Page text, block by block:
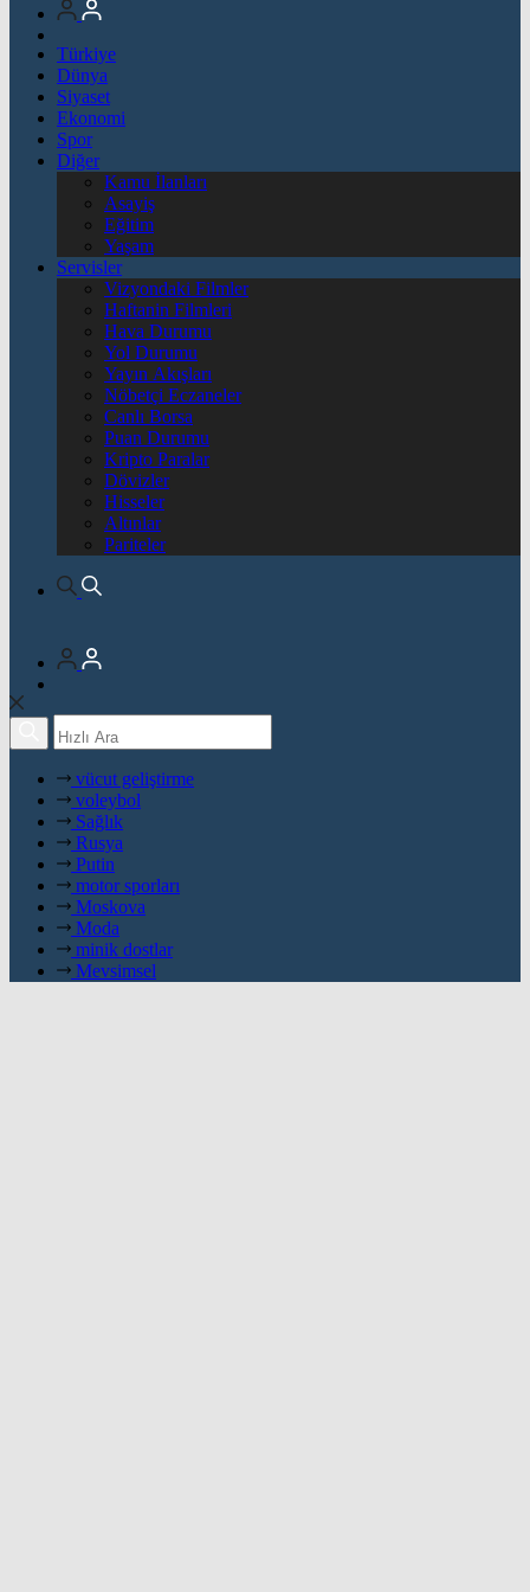
Türkiye
Dünya
Siyaset
Ekonomi
Spor
Diğer
Kamu İlanları
Asayiş
Eğitim
Yaşam
Servisler
Vizyondaki Filmler
Haftanin Filmleri
Hava Durumu
Yol Durumu
Yayın Akışları
Nöbetçi Eczaneler
Canlı Borsa
Puan Durumu
Kripto Paralar
Dövizler
Hisseler
Altınlar
Pariteler
vücut geliştirme
voleybol
Sağlık
Rusya
Putin
motor sporları
Moskova
Moda
minik dostlar
Mevsimsel